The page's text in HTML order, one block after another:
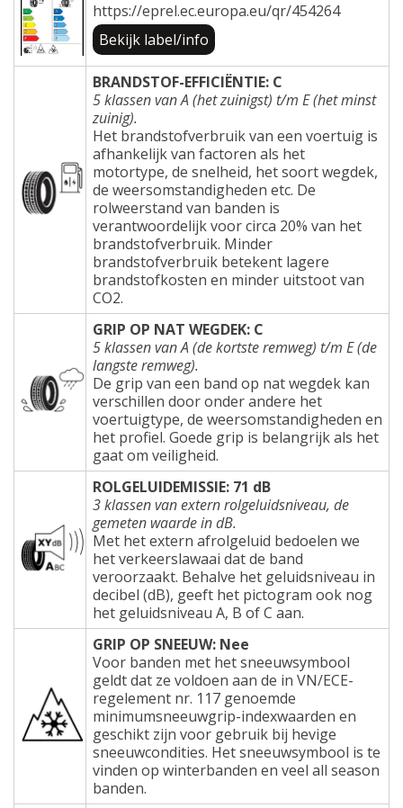
https://eprel.ec.europa.eu/qr/454264
Bekijk label/info
BRANDSTOF-EFFICIËNTIE: C
5 klassen van A (het zuinigst) t/m E (het minst
zuinig).
Het brandstofverbruik van een voertuig is
afhankelijk van factoren als het
motortype, de snelheid, het soort wegdek,
de weersomstandigheden etc. De
rolweerstand van banden is
verantwoordelijk voor circa 20% van het
brandstofverbruik. Minder
brandstofverbruik betekent lagere
brandstofkosten en minder uitstoot van
CO2.
GRIP OP NAT WEGDEK: C
5 klassen van A (de kortste remweg) t/m E (de
langste remweg).
De grip van een band op nat wegdek kan
verschillen door onder andere het
voertuigtype, de weersomstandigheden en
het profiel. Goede grip is belangrijk als het
gaat om veiligheid.
ROLGELUIDEMISSIE: 71 dB
3 klassen van extern rolgeluidsniveau, de
gemeten waarde in dB.
Met het extern afrolgeluid bedoelen we
het verkeerslawaai dat de band
veroorzaakt. Behalve het geluidsniveau in
decibel (dB), geeft het pictogram ook nog
het geluidsniveau A, B of C aan.
GRIP OP SNEEUW: Nee
Voor banden met het sneeuwsymbool
geldt dat ze voldoen aan de in VN/ECE-
regelement nr. 117 genoemde
minimumsneeuwgrip-indexwaarden en
geschikt zijn voor gebruik bij hevige
sneeuwcondities. Het sneeuwsymbool is te
vinden op winterbanden en veel all season
banden.